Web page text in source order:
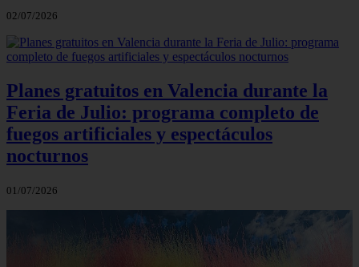
02/07/2026
Planes gratuitos en Valencia durante la
Feria de Julio: programa completo de
fuegos artificiales y espectáculos
nocturnos
01/07/2026